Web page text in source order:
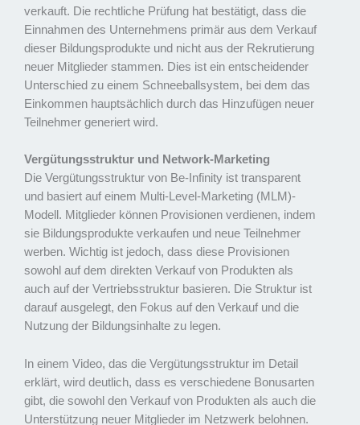
verkauft. Die rechtliche Prüfung hat bestätigt, dass die
Einnahmen des Unternehmens primär aus dem Verkauf
dieser Bildungsprodukte und nicht aus der Rekrutierung
neuer Mitglieder stammen. Dies ist ein entscheidender
Unterschied zu einem Schneeballsystem, bei dem das
Einkommen hauptsächlich durch das Hinzufügen neuer
Teilnehmer generiert wird.
Vergütungsstruktur und Network-Marketing
Die Vergütungsstruktur von Be-Infinity ist transparent
und basiert auf einem Multi-Level-Marketing (MLM)-
Modell. Mitglieder können Provisionen verdienen, indem
sie Bildungsprodukte verkaufen und neue Teilnehmer
werben. Wichtig ist jedoch, dass diese Provisionen
sowohl auf dem direkten Verkauf von Produkten als
auch auf der Vertriebsstruktur basieren. Die Struktur ist
darauf ausgelegt, den Fokus auf den Verkauf und die
Nutzung der Bildungsinhalte zu legen.
In einem Video, das die Vergütungsstruktur im Detail
erklärt, wird deutlich, dass es verschiedene Bonusarten
gibt, die sowohl den Verkauf von Produkten als auch die
Unterstützung neuer Mitglieder im Netzwerk belohnen.